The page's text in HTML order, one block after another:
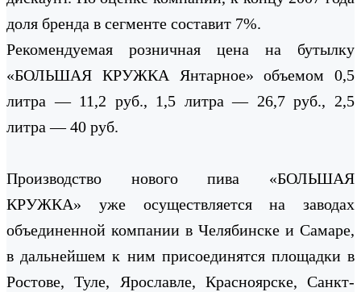
доля бренда в сегменте составит 7%.
Рекомендуемая розничная цена на бутылку
«БОЛЬШАЯ КРУЖКА Янтарное» объемом 0,5
литра — 11,2 руб., 1,5 литра — 26,7 руб., 2,5
литра — 40 руб.
Производство нового пива «БОЛЬШАЯ
КРУЖКА» уже осуществляется на заводах
объединенной компании в Челябинске и Самаре,
в дальнейшем к ним присоединятся площадки в
Ростове, Туле, Ярославле, Красноярске, Санкт-